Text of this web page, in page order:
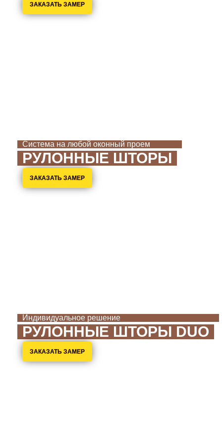
ЗАКАЗАТЬ ЗАМЕР
Cистема на любой оконный проем
РУЛОННЫЕ ШТОРЫ
ЗАКАЗАТЬ ЗАМЕР
Индивидуальное решение
РУЛОННЫЕ ШТОРЫ DUO
ЗАКАЗАТЬ ЗАМЕР